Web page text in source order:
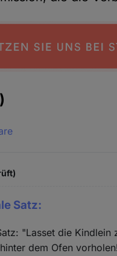
Satz:
"Lasset die
dem Ofen